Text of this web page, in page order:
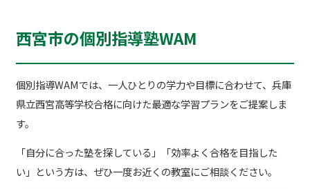
西宮市の個別指導塾WAM
個別指導WAMでは、一人ひとりの学力や目標に合わせて、兵庫
県立西宮高等学校合格に向けた最適な学習プランをご提案しま
す。
「自分に合った塾を探している」「効率よく合格を目指した
い」という方は、ぜひ一度お近くの教室にご相談ください。